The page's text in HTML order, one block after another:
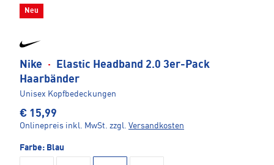
Neu
Nike ·
Elastic Headband 2.0 3er-Pack
Haarbänder
Unisex Kopfbedeckungen
€ 15,99
Onlinepreis inkl. MwSt. zzgl. Versandkosten
Farbe: Blau